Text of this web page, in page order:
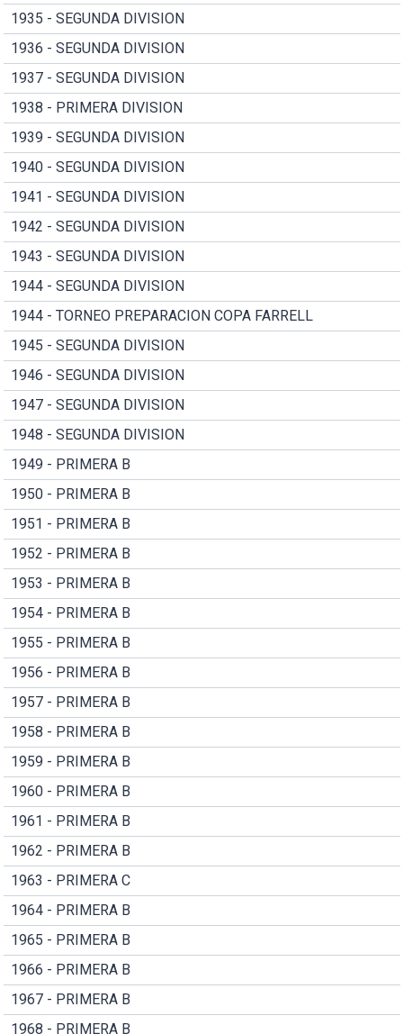
1935 - SEGUNDA DIVISION
1936 - SEGUNDA DIVISION
1937 - SEGUNDA DIVISION
1938 - PRIMERA DIVISION
1939 - SEGUNDA DIVISION
1940 - SEGUNDA DIVISION
1941 - SEGUNDA DIVISION
1942 - SEGUNDA DIVISION
1943 - SEGUNDA DIVISION
1944 - SEGUNDA DIVISION
1944 - TORNEO PREPARACION COPA FARRELL
1945 - SEGUNDA DIVISION
1946 - SEGUNDA DIVISION
1947 - SEGUNDA DIVISION
1948 - SEGUNDA DIVISION
1949 - PRIMERA B
1950 - PRIMERA B
1951 - PRIMERA B
1952 - PRIMERA B
1953 - PRIMERA B
1954 - PRIMERA B
1955 - PRIMERA B
1956 - PRIMERA B
1957 - PRIMERA B
1958 - PRIMERA B
1959 - PRIMERA B
1960 - PRIMERA B
1961 - PRIMERA B
1962 - PRIMERA B
1963 - PRIMERA C
1964 - PRIMERA B
1965 - PRIMERA B
1966 - PRIMERA B
1967 - PRIMERA B
1968 - PRIMERA B